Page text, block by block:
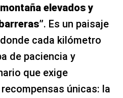
elevados y
”. Es un paisaje
cada kilómetro
de paciencia y
que exige
únicas: la